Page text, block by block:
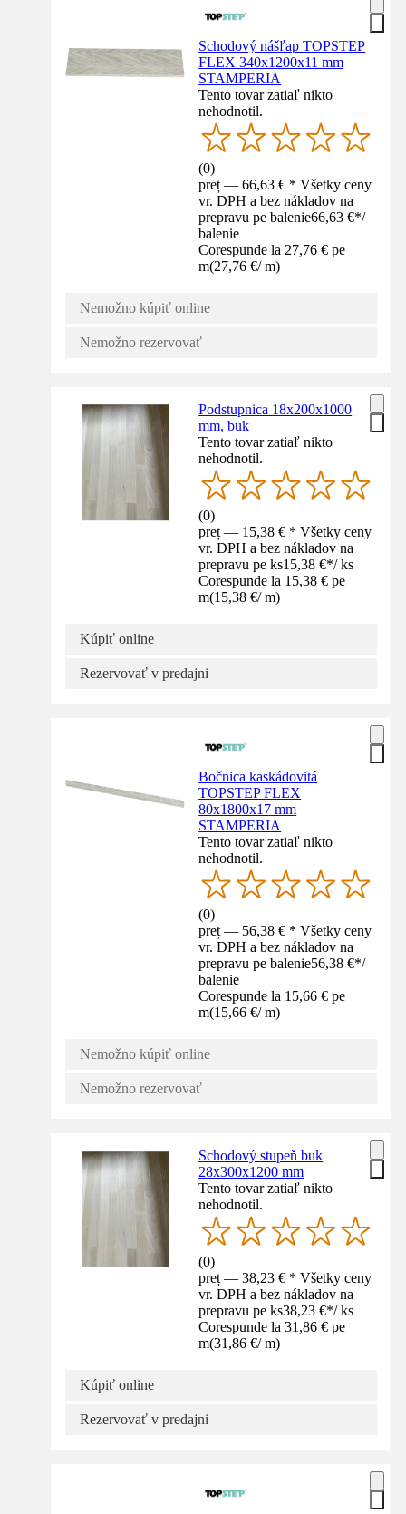
Schodový nášľap TOPSTEP
FLEX 340x1200x11 mm
STAMPERIA
Tento tovar zatiaľ nikto
nehodnotil.
(0)
preț — 66,63 € * Všetky ceny
vr. DPH a bez nákladov na
prepravu pe balenie66,63 €*/
balenie
Corespunde la 27,76 € pe
m(27,76 €/ m)
Nemožno kúpiť online
Nemožno rezervovať
Podstupnica 18x200x1000
mm, buk
Tento tovar zatiaľ nikto
nehodnotil.
(0)
preț — 15,38 € * Všetky ceny
vr. DPH a bez nákladov na
prepravu pe ks15,38 €*/ ks
Corespunde la 15,38 € pe
m(15,38 €/ m)
Kúpiť online
Rezervovať v predajni
Bočnica kaskádovitá
TOPSTEP FLEX
80x1800x17 mm
STAMPERIA
Tento tovar zatiaľ nikto
nehodnotil.
(0)
preț — 56,38 € * Všetky ceny
vr. DPH a bez nákladov na
prepravu pe balenie56,38 €*/
balenie
Corespunde la 15,66 € pe
m(15,66 €/ m)
Nemožno kúpiť online
Nemožno rezervovať
Schodový stupeň buk
28x300x1200 mm
Tento tovar zatiaľ nikto
nehodnotil.
(0)
preț — 38,23 € * Všetky ceny
vr. DPH a bez nákladov na
prepravu pe ks38,23 €*/ ks
Corespunde la 31,86 € pe
m(31,86 €/ m)
Kúpiť online
Rezervovať v predajni